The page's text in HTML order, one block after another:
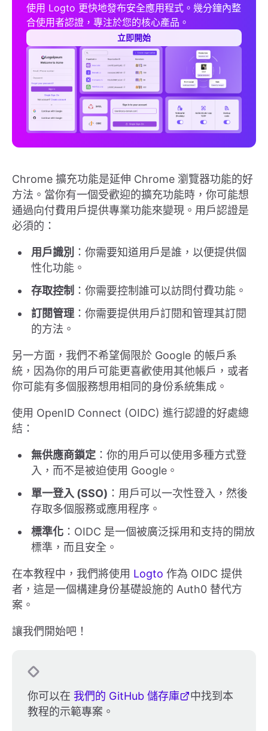
使用 Logto 更快地發布安全應用程式。幾分鐘內整
合使用者認證，專注於您的核心產品。
立即開始
Chrome 擴充功能是延伸 Chrome 瀏覽器功能的好
方法。當你有一個受歡迎的擴充功能時，你可能想
通過向付費用戶提供專業功能來變現。用戶認證是
必須的：
用戶識別 ：你需要知道用戶是誰，以便提供個
性化功能。
存取控制 ：你需要控制誰可以訪問付費功能。
訂閱管理：你需要提供用戶訂閱和管理其訂閱
的方法。
另一方面，我們不希望侷限於 Google 的帳戶系
統，因為你的用戶可能更喜歡使用其他帳戶，或者
你可能有多個服務想用相同的身份系統集成。
使用 OpenID Connect (OIDC) 進行認證的好處總
結：
無供應商鎖定 ：你的用戶可以使用多種方式登
入，而不是被迫使用 Google。
單一登入 (SSO) ：用戶可以一次性登入，然後
存取多個服務或應用程序。
標準化 ：OIDC 是一個被廣泛採用和支持的開放
標準，而且安全。
在本教程中，我們將使用 Logto 作為 OIDC 提供
者，這是一個構建身份基礎設施的 Auth0 替代方
案。
讓我們開始吧！
你可以在 我們的 GitHub 儲存庫
中找到本
教程的示範專案。